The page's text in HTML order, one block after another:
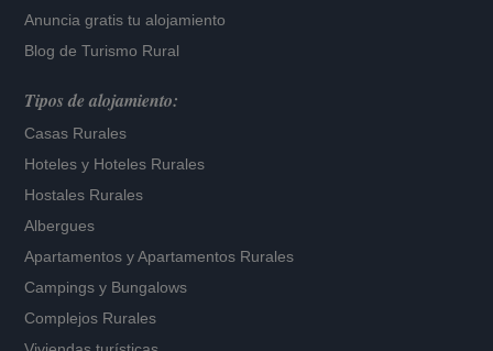
Anuncia gratis tu alojamiento
Blog de Turismo Rural
Tipos de alojamiento:
Casas Rurales
Hoteles y Hoteles Rurales
Hostales Rurales
Albergues
Apartamentos yApartamentos Rurales
Campings y Bungalows
Complejos Rurales